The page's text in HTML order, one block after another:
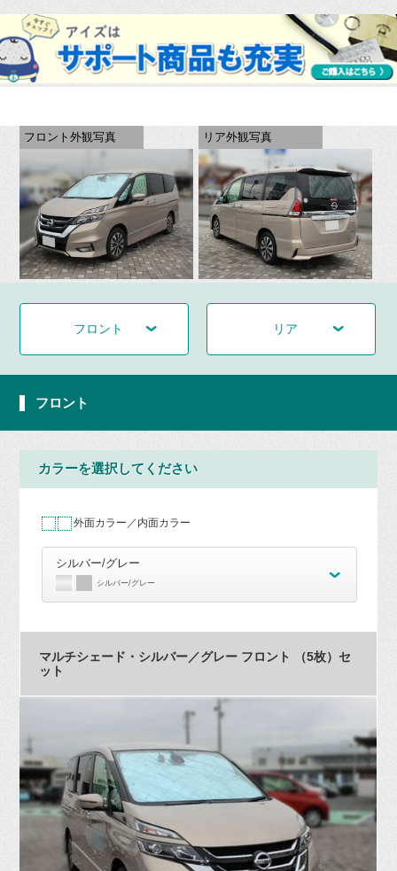
フロント外観写真 リア外観写真
フロント リア
フロント
カラーを選択してください
外面カラー／内面カラー
シルバー/グレー
シルバー/グレー
マルチシェード・シルバー／グレー フロント （5枚）セ
ット